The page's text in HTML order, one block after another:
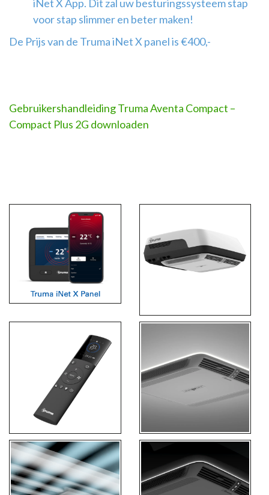
iNet X App. Dit zal uw besturingssysteem stap
voor stap slimmer en beter maken!
De Prijs van de Truma iNet X panel is €400,-
Gebruikershandleiding Truma Aventa Compact –
Compact Plus 2G downloaden